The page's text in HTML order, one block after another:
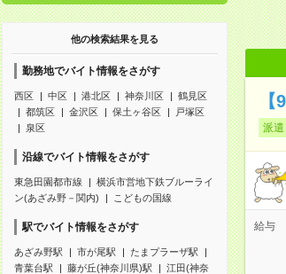
他の検索結果を見る
勤務地でバイト情報をさがす
西区 中区 港北区 神奈川区
鶴見区
都筑区
金沢区 保土ヶ谷区
戸塚区
泉区
沿線でバイト情報をさがす
東急田園都市線
横浜市営地下鉄ブルーライ
ン(あざみ野－関内)
こどもの国線
駅でバイト情報をさがす
あざみ野駅 市が尾駅
たまプラーザ駅
青葉台駅
藤が丘(神奈川県)駅
江田(神奈
派遣
給与